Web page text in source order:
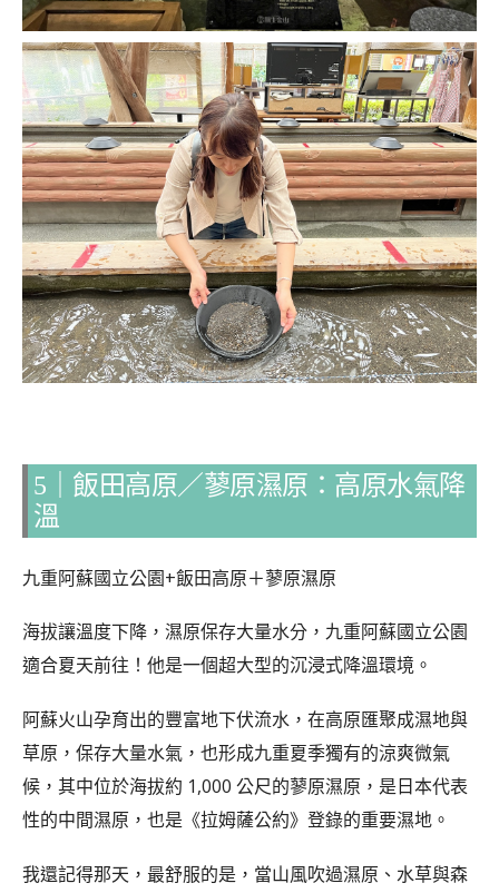
5｜飯田高原／蓼原濕原：高原水氣降
溫
九重阿蘇國立公園+飯田高原＋蓼原濕原
海拔讓溫度下降，濕原保存大量水分，九重阿蘇國立公園
適合夏天前往！他是一個超大型的沉浸式降溫環境。
阿蘇火山孕育出的豐富地下伏流水，在高原匯聚成濕地與
草原，保存大量水氣，也形成九重夏季獨有的涼爽微氣
候，其中位於海拔約 1,000 公尺的蓼原濕原，是日本代表
性的中間濕原，也是《拉姆薩公約》登錄的重要濕地。
我還記得那天，最舒服的是，當山風吹過濕原、水草與森